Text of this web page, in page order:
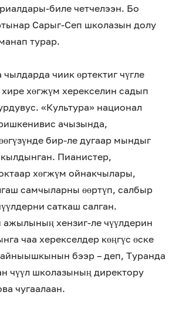
биле четчелээн. Бо
Сарыг-Сеп школазын долу
турар.
чиик өртектиг чүгле
хөгжүм херекселин садып
«Культура» национал
ачызында,
бир-ле дугаар мындыг
кылдынган. Пианистер,
хөгжүм ойнакчылары,
самчыларны өөртүп, салбыр
саткаш салган.
хензиг-ле чүүлдерин
чаа херекселдер көңгүс өске
бээр – деп, Туранда
чүүл школазының директору
чугаалаан.